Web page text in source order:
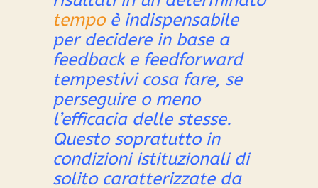
tempo è indispensabile
per decidere in base a
feedback e feedforward
tempestivi cosa fare, se
perseguire o meno
l’efficacia delle stesse.
Questo sopratutto in
condizioni istituzionali di
solito caratterizzate da